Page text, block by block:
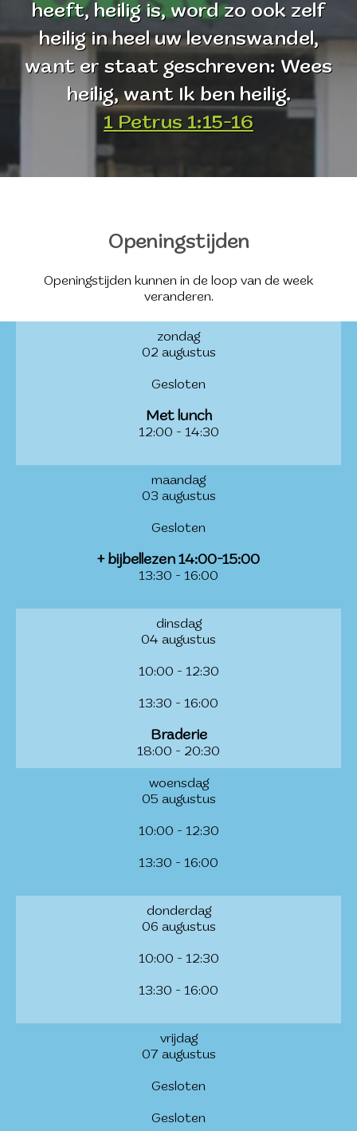
heeft, heilig is, word zo ook zelf
heilig in heel uw levenswandel,
want er staat geschreven: Wees
heilig, want Ik ben heilig.
1 Petrus 1:15-16
Openingstijden
Openingstijden kunnen in de loop van de week
veranderen.
zondag
02 augustus
Gesloten
Met lunch
12:00 - 14:30
maandag
03 augustus
Gesloten
+ bijbellezen 14:00-15:00
13:30 - 16:00
dinsdag
04 augustus
10:00 - 12:30
13:30 - 16:00
Braderie
18:00 - 20:30
woensdag
05 augustus
10:00 - 12:30
13:30 - 16:00
donderdag
06 augustus
10:00 - 12:30
13:30 - 16:00
vrijdag
07 augustus
Gesloten
Gesloten